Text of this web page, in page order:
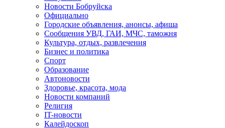
Новости Бобруйска
Официально
Городские объявления, анонсы, афиша
Сообщения УВД, ГАИ, МЧС, таможня
Культура, отдых, развлечения
Бизнес и политика
Спорт
Образование
Автоновости
Здоровье, красота, мода
Новости компаний
Религия
IT-новости
Калейдоскоп